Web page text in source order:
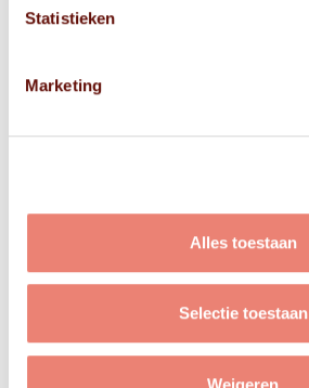
Statistieken
Marketing
Alles toestaan
Selectie toestaan
Weigeren